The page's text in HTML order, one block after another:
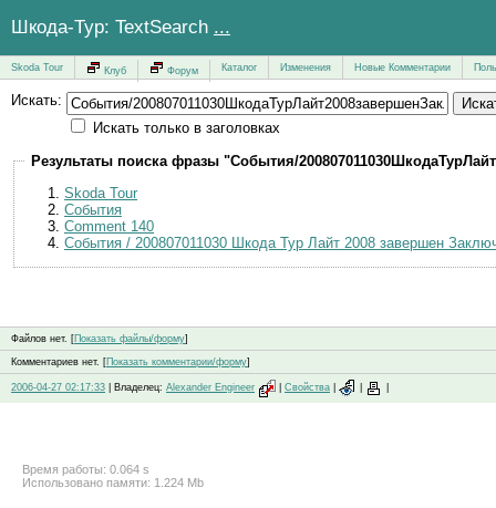
Шкода-Тур: TextSearch ...
Skoda Tour Клуб Форум Каталог Изменения Новые Комментарии
Искать:
Искать только в заголовках
Результаты поиска фразы "События/
Skoda Tour
События
Comment 140
События / 200807011030 Шкода Тур Лайт 2008 завершен
Файлов нет. [Показать файлы/форму]
Комментариев нет. [Показать комментарии/форму]
2006-04-27 02:17:33 | Владелец: Alexander Engineer Свойства
Время работы: 0.064 s
Использовано памяти: 1.224 Mb